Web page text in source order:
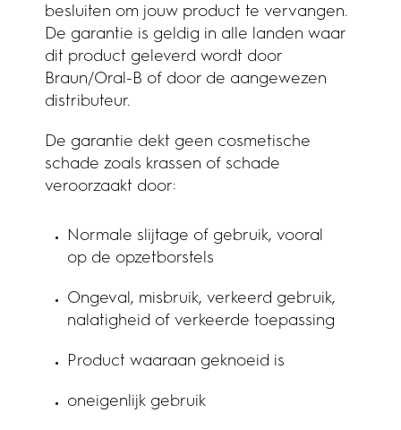
besluiten om jouw product te vervangen.
De garantie is geldig in alle landen waar
dit product geleverd wordt door
Braun/Oral-B of door de aangewezen
distributeur.
De garantie dekt geen cosmetische
schade zoals krassen of schade
veroorzaakt door:
Normale slijtage of gebruik, vooral
op de opzetborstels
Ongeval, misbruik, verkeerd gebruik,
nalatigheid of verkeerde toepassing
Product waaraan geknoeid is
oneigenlijk gebruik